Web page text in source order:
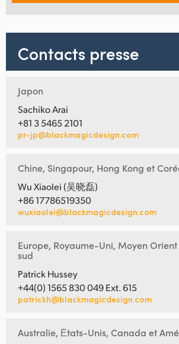
Contacts presse
Japon
Sachiko Arai
+81 3 5465 2101
pr-jp@blackmagicdesign.com
Chine, Singapour, Hong Kong et
Wu Xiaolei (吴晓磊)
+86 17786519350
wuxiaolei@blackmagicdesign.com
Europe, Royaume-Uni, Moyen
sud
Patrick Hussey
+44(0) 1565 830 049 Ext. 615
patrickh@blackmagicdesign.com
Australie, Ėtats-Unis, Canada et